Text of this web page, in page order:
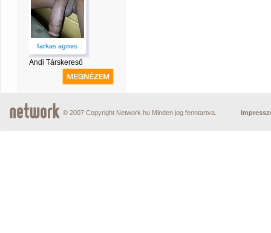
farkas agnes
Andi Társkereső
© 2007 Copyright Network.hu Minden jog fenntartva.